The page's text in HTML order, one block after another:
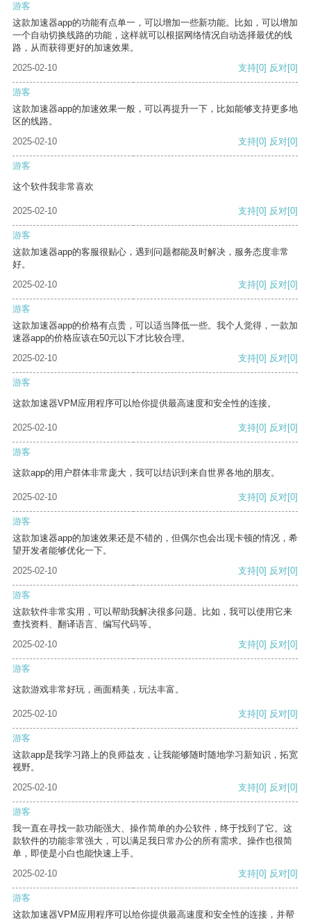
游客
这款加速器app的功能有点单一，可以增加一些新功能。比如，可以增加
一个自动切换线路的功能，这样就可以根据网络情况自动选择最优的线
路，从而获得更好的加速效果。
2025-02-10
支持[0] 反对[0]
游客
这款加速器app的加速效果一般，可以再提升一下，比如能够支持更多地
区的线路。
2025-02-10
支持[0] 反对[0]
游客
这个软件我非常喜欢
2025-02-10 支持[0] 反对[0]
游客
这款加速器app的客服很贴心，遇到问题都能及时解决，服务态度非常
好。
2025-02-10
支持[0] 反对[0]
游客
这款加速器app的价格有点贵，可以适当降低一些。我个人觉得，一款加
速器app的价格应该在50元以下才比较合理。
2025-02-10
支持[0] 反对[0]
游客
这款加速器VPM应用程序可以给你提供最高速度和安全性的连接。
2025-02-10 支持[0] 反对[0]
游客
这款app的用户群体非常庞大，我可以结识到来自世界各地的朋友。
2025-02-10 支持[0] 反对[0]
游客
这款加速器app的加速效果还是不错的，但偶尔也会出现卡顿的情况，希
望开发者能够优化一下。
2025-02-10
支持[0] 反对[0]
游客
这款软件非常实用，可以帮助我解决很多问题。比如，我可以使用它来
查找资料、翻译语言、编写代码等。
2025-02-10
支持[0] 反对[0]
游客
这款游戏非常好玩，画面精美，玩法丰富。
2025-02-10 支持[0] 反对[0]
游客
这款app是我学习路上的良师益友，让我能够随时随地学习新知识，拓宽
视野。
2025-02-10
支持[0] 反对[0]
游客
我一直在寻找一款功能强大、操作简单的办公软件，终于找到了它。这
款软件的功能非常强大，可以满足我日常办公的所有需求。操作也很简
单，即使是小白也能快速上手。
2025-02-10
支持[0] 反对[0]
游客
这款加速器VPM应用程序可以给你提供最高速度和安全性的连接，并帮